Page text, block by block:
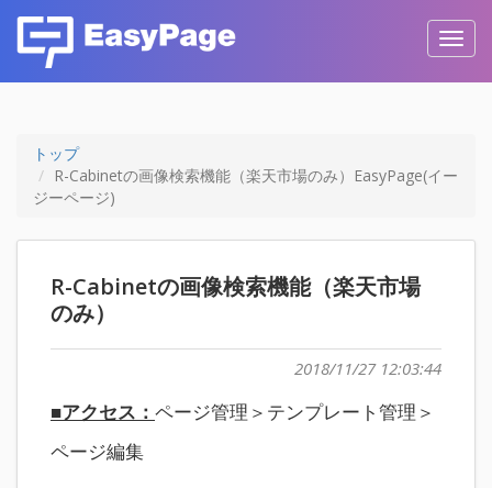
トップ
R-Cabinetの画像検索機能（楽天市場のみ）EasyPage(イー
ジーページ)
R-Cabinetの画像検索機能（楽天市場
のみ）
2018/11/27 12:03:44
■アクセス： ページ管理＞テンプレート管理＞
ページ編集